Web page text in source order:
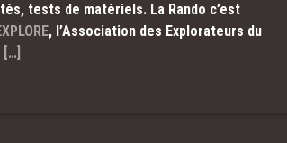
tests de matériels. La Rando c’est
, l’Association des Explorateurs du
[…]